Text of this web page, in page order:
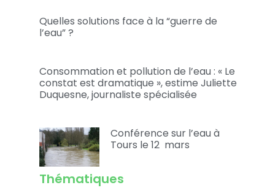
Quelles solutions face à la “guerre de
l’eau” ?
Consommation et pollution de l’eau : « Le
constat est dramatique », estime Juliette
Duquesne, journaliste spécialisée
Conférence sur l’eau à
Tours le 12 mars
Thématiques